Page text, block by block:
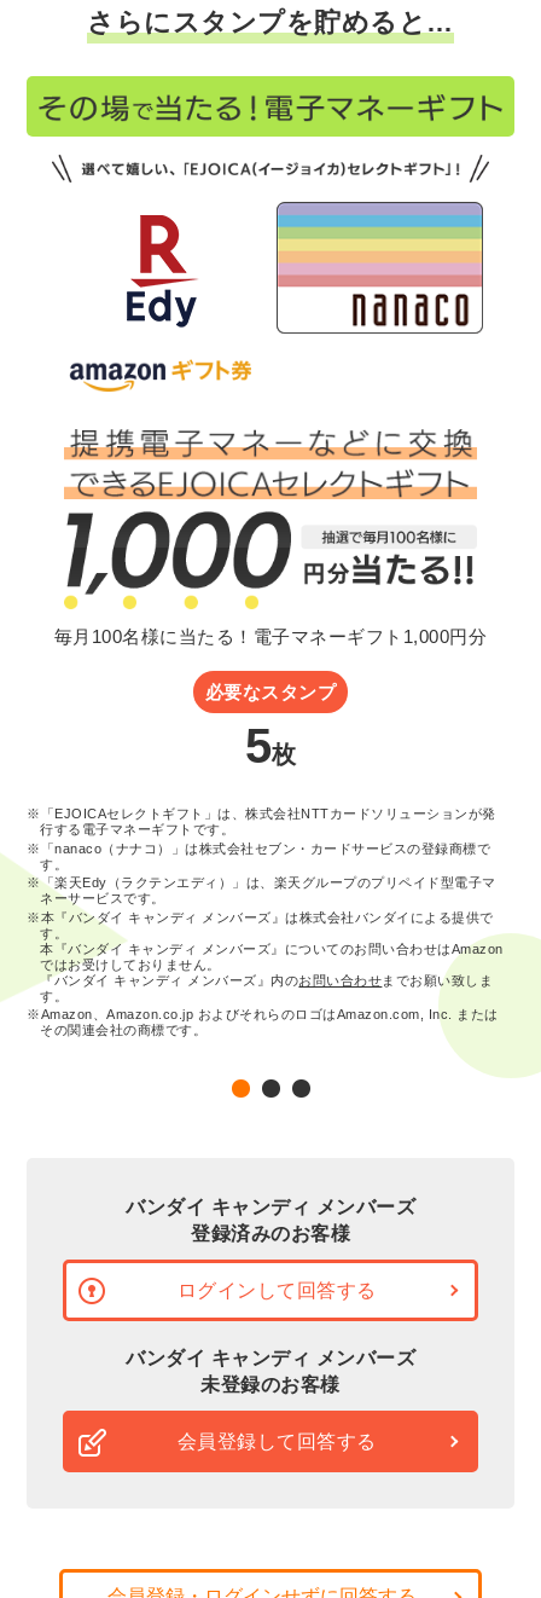
さらにスタンプを貯めると…
毎月100名様に当たる！電子マネーギフト1,000円分
必要なスタンプ
5枚
※「EJOICAセレクトギフト」は、株式会社NTTカードソリューションが発
行する電子マネーギフトです。
※「nanaco（ナナコ）」は株式会社セブン・カードサービスの登録商標で
す。
※「楽天Edy（ラクテンエディ）」は、楽天グループのプリペイド型電子マ
ネーサービスです。
※本『バンダイ キャンディ メンバーズ』は株式会社バンダイによる提供で
す。
本『バンダイ キャンディ メンバーズ』についてのお問い合わせはAmazon
ではお受けしておりません。
『バンダイ キャンディ メンバーズ』内のお問い合わせまでお願い致しま
す。
※Amazon、Amazon.co.jp およびそれらのロゴはAmazon.com, Inc. または
その関連会社の商標です。
バンダイ キャンディ メンバーズ
登録済みのお客様
ログインして回答する
バンダイ キャンディ メンバーズ
未登録のお客様
会員登録して回答する